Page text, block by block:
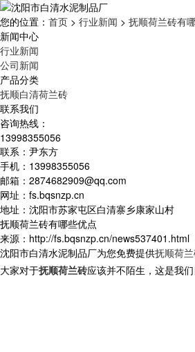
您的位置： 首页 > 行业新闻 > 抚顺荷兰砖有
新闻中心
行业新闻
公司新闻
产品分类
抚顺白清荷兰砖
联系我们
咨询热线：
13998355056
联系：尹东方
手机：13998355056
邮箱：2874682909@qq.com
网址：fs.bqsnzp.cn
地址：沈阳市苏家屯区白清寨乡康家山村
抚顺荷兰砖有哪些优点
来源：http://fs.bqsnzp.cn/
沈阳市白清水泥制品厂为您免费提供抚顺荷
大家对于抚顺荷兰砖应该并不陌生，这是我